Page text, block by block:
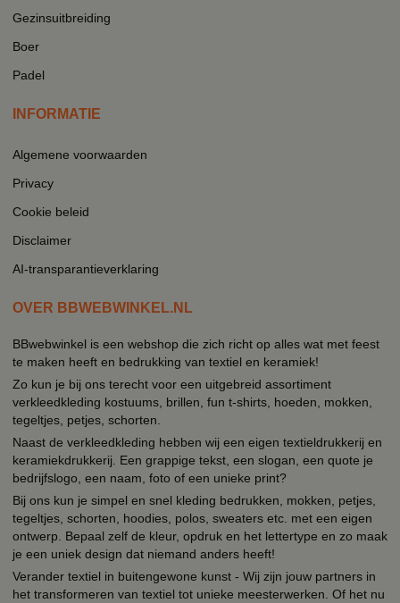
Gezinsuitbreiding
Boer
Padel
INFORMATIE
Algemene voorwaarden
Privacy
Cookie beleid
Disclaimer
AI-transparantieverklaring
OVER BBWEBWINKEL.NL
BBwebwinkel is een webshop die zich richt op alles wat met feest
te maken heeft en bedrukking van textiel en keramiek!
Zo kun je bij ons terecht voor een uitgebreid assortiment
verkleedkleding kostuums, brillen, fun t-shirts, hoeden, mokken,
tegeltjes, petjes, schorten.
Naast de verkleedkleding hebben wij een eigen textieldrukkerij en
keramiekdrukkerij. Een grappige tekst, een slogan, een quote je
bedrijfslogo, een naam, foto of een unieke print?
Bij ons kun je simpel en snel kleding bedrukken, mokken, petjes,
tegeltjes, schorten, hoodies, polos, sweaters etc. met een eigen
ontwerp. Bepaal zelf de kleur, opdruk en het lettertype en zo maak
je een uniek design dat niemand anders heeft!
Verander textiel in buitengewone kunst - Wij zijn jouw partners in
het transformeren van textiel tot unieke meesterwerken. Of het nu